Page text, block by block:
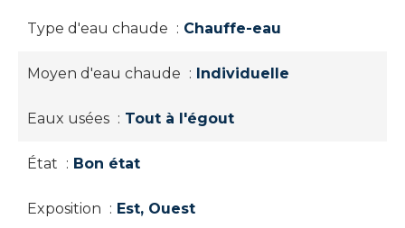
Type d'eau chaude Chauffe-eau
Moyen d'eau chaude Individuelle
Eaux usées Tout à l'égout
État Bon état
Exposition Est, Ouest